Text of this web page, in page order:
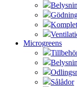
Microgreens
Sålådor